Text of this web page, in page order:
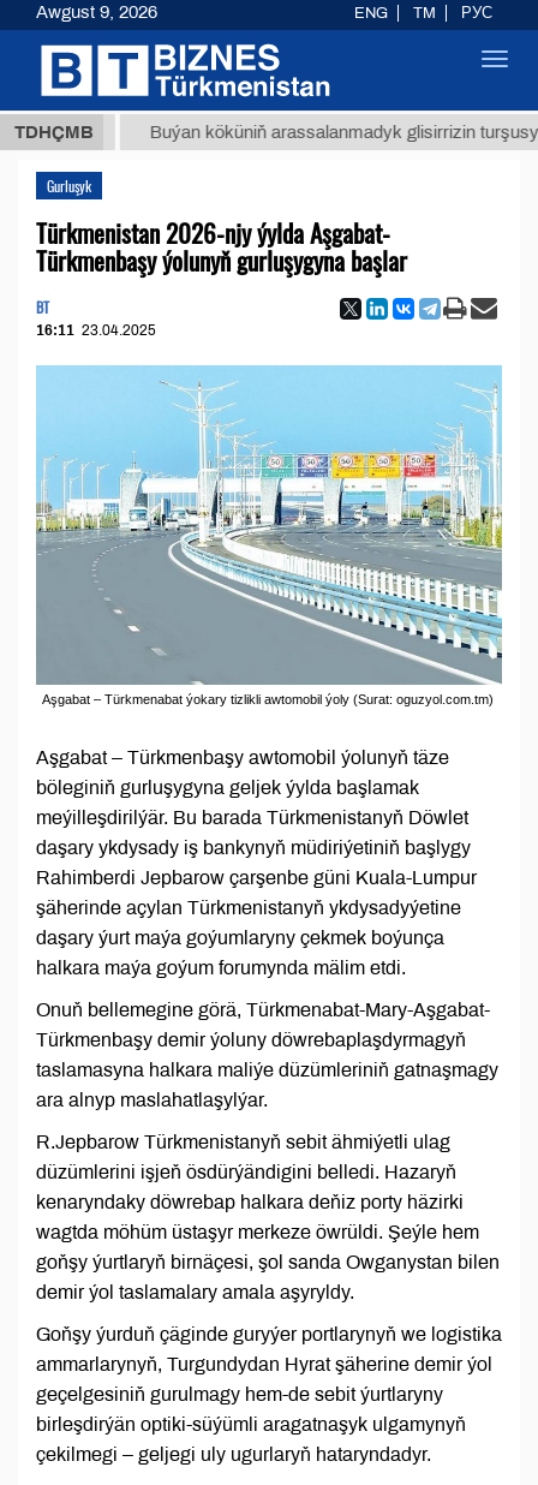
TDHÇMB Buýan köküniň arassalanmadyk glisirrizin turşusy (t.)
Gurluşyk
Türkmenistan 2026-njy ýylda Aşgabat-
Türkmenbaşy ýolunyň gurluşygyna başlar
BT
16:11 23.04.2025
Aşgabat – Türkmenabat ýokary tizlikli awtomobil ýoly (Surat: oguzyol.com.tm)
Aşgabat – Türkmenbaşy awtomobil ýolunyň täze
böleginiň gurluşygyna geljek ýylda başlamak
meýilleşdirilýär. Bu barada Türkmenistanyň Döwlet
daşary ykdysady iş bankynyň müdiriýetiniň başlygy
Rahimberdi Jepbarow çarşenbe güni Kuala-Lumpur
şäherinde açylan Türkmenistanyň ykdysadyýetine
daşary ýurt maýa goýumlaryny çekmek boýunça
halkara maýa goýum forumynda mälim etdi.
Onuň bellemegine görä, Türkmenabat-Mary-Aşgabat-
Türkmenbaşy demir ýoluny döwrebaplaşdyrmagyň
taslamasyna halkara maliýe düzümleriniň gatnaşmagy
ara alnyp maslahatlaşylýar.
R.Jepbarow Türkmenistanyň sebit ähmiýetli ulag
düzümlerini işjeň ösdürýändigini belledi. Hazaryň
kenaryndaky döwrebap halkara deňiz porty häzirki
wagtda möhüm üstaşyr merkeze öwrüldi. Şeýle hem
goňşy ýurtlaryň birnäçesi, şol sanda Owganystan bilen
demir ýol taslamalary amala aşyryldy.
Goňşy ýurduň çäginde guryýer portlarynyň we logistika
ammarlarynyň, Turgundydan Hyrat şäherine demir ýol
geçelgesiniň gurulmagy hem-de sebit ýurtlaryny
birleşdirýän optiki-süýümli aragatnaşyk ulgamynyň
çekilmegi – geljegi uly ugurlaryň hataryndadyr.
Awgust 9, 2026 ENG TM РУС